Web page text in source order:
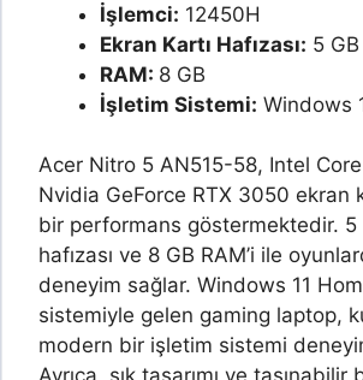
İşlemci: 12450H
Ekran Kartı Hafızası: 5 GB
RAM: 8 GB
İşletim Sistemi: Windows
Acer Nitro 5 AN515-58, Intel
Nvidia GeForce RTX 3050 ekran
bir performans göstermektedir. 5
hafızası ve 8 GB RAM’i ile
deneyim sağlar. Windows 11
sistemiyle gelen gaming laptop,
modern bir işletim sistemi